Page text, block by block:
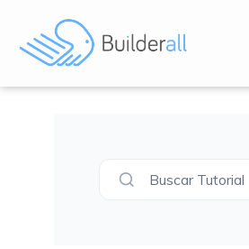
Buscar Tutorial